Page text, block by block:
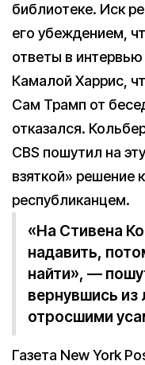
библиотеке. Иск
его убеждением,
ответы в
Камалой Харрис,
Сам Трамп от
отказался.
CBS пошутил на
взяткой» решение
республиканцем.
«На Стивена
надавить,
найти», —
вернувшись из
отросшими
Газета New York